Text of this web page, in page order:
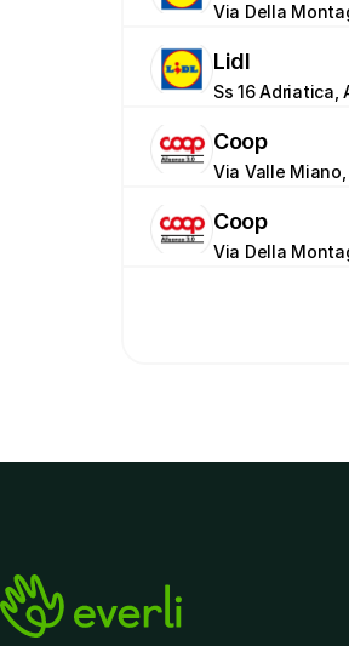
Via Della
Lidl
Ss 16 Adriatica,
Coop
Via Valle
Coop
Via Della